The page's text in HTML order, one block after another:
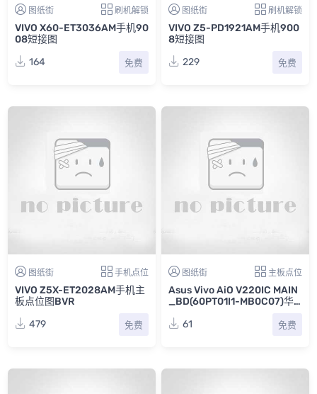
图纸街 刷机解锁
VIVO X60-ET3036AM手机90
08短接图
164
免费
图纸街 刷机解锁
VIVO Z5-PD1921AM手机900
8短接图
229
免费
图纸街 手机点位
VIVO Z5X-ET2028AM手机主
板点位图BVR
479
免费
图纸街 主板点位
Asus Vivo AiO V220IC MAIN
_BD(60PT01I1-MB0C07)华
61
免费